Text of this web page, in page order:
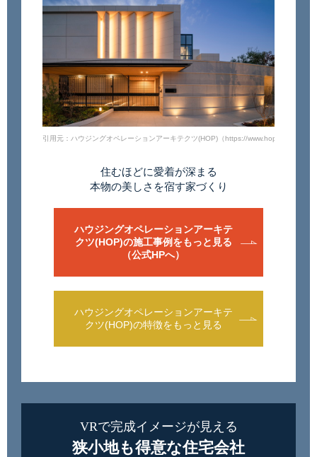
引用元：ハウジングオペレーションアーキテクツ(HOP)（https://
住むほどに愛着が深まる
本物の美しさを宿す家づくり
ハウジングオペレーションアーキテ
クツ(HOP)の施工事例をもっと見る
（公式HPへ）
ハウジングオペレーションアーキテ
クツ(HOP)の特徴をもっと見る
VRで完成イメージが見える
狭小地も得意な住宅会社